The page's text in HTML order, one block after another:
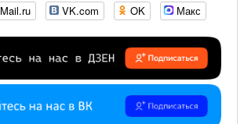
Mail.ru VK.com OK Макс